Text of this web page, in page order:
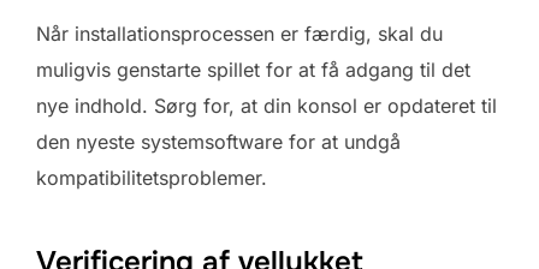
Når installationsprocessen er færdig, skal du
muligvis genstarte spillet for at få adgang til det
nye indhold. Sørg for, at din konsol er opdateret til
den nyeste systemsoftware for at undgå
kompatibilitetsproblemer.
Verificering af vellykket